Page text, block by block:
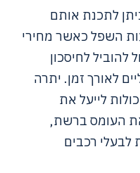
לתכנת אותם
השפל כאשר מחירי
לחיסכון
לאורך זמן. יתרה
לייעל את
העומס ברשת,
לבעלי רכבים